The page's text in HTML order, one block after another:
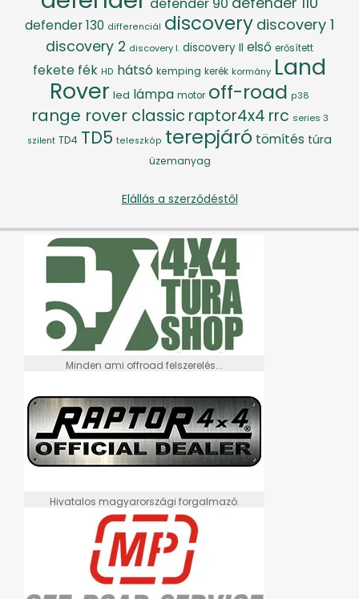
defender 130 differenciál discovery discovery 1
discovery 2 discovery I. discovery II első erősített
fekete fék HD hátsó kemping kerék kormány Land
Rover led lámpa motor off-road p38
range rover classic raptor4x4 rrc series 3
szilent TD4 TD5 teleszkóp terepjáró tömítés túra
üzemanyag
Elállás a szerződéstől
Minden ami offroad felszerelés...
Hivatalos magyarországi forgalmazó.